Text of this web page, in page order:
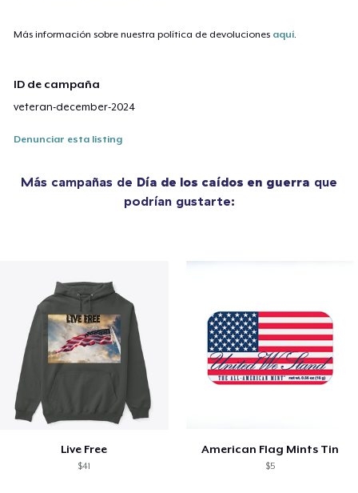
Más información sobre nuestra política de devoluciones aquí.
ID de campaña
veteran-december-2024
Denunciar esta listing
Más campañas de Día de los caídos en guerra que
podrían gustarte:
Live Free
$41
American Flag Mints Tin
$5